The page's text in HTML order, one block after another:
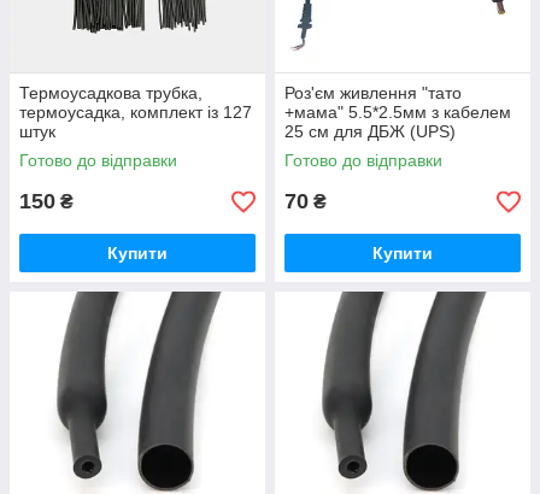
Термоусадкова трубка,
термоусадка, комплект із 127
штук
Готово до відправки
150 ₴
Купити
Роз'єм живлення "тато
+мама" 5.5*2.5мм з кабелем
25 см для ДБЖ (UPS)
Готово до відправки
70 ₴
Купити